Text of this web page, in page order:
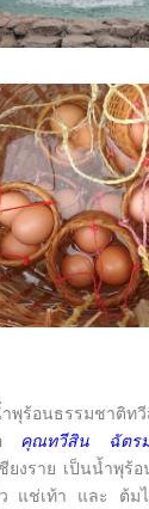
ำพุร้อนธรรมชา
คุณทวีสิน ฉัตร
ยงราย เป็นน้ำพุร้
แช่เท้า และ ต้ม